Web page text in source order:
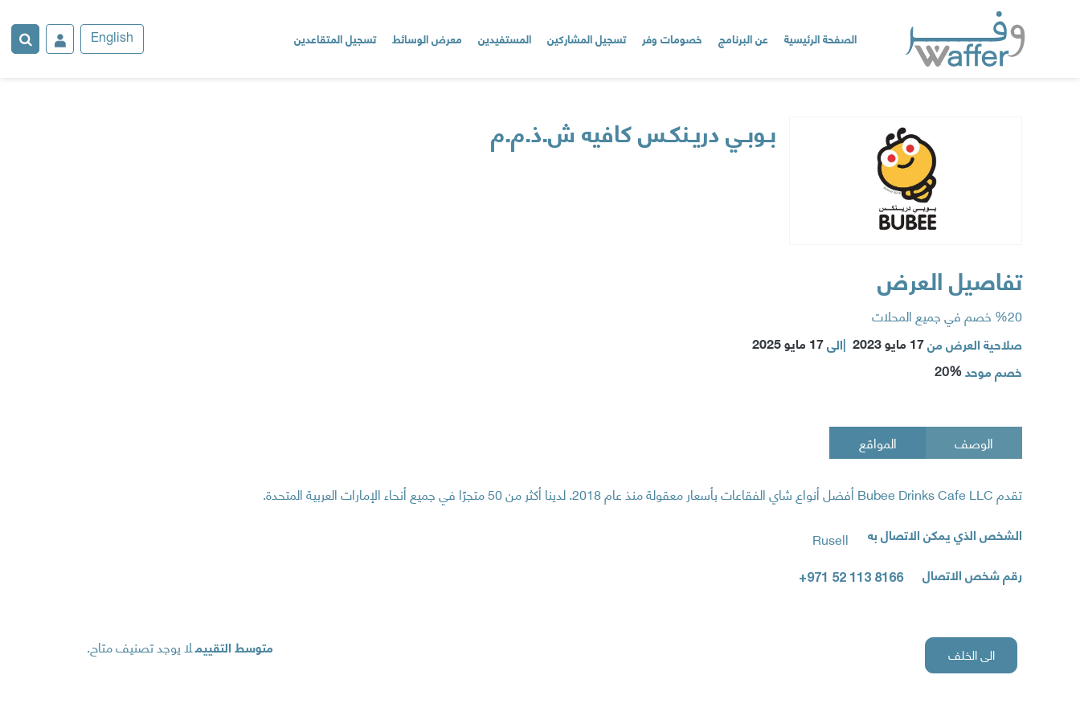
الصفحة الرئيسية عن البرنامج خصومات وفر تسجيل المشاركين المستفيدين معرض الوسائط تسجيل المتقاعدين English
بـوبـي دريـنكـس كافيه ش.ذ.م.م
تفاصيل العرض
%20 خصم في جميع المحلات
صلاحية العرض من17 مايو 2023 |الى17 مايو 2025
خصم موحد20%
الوصف المواقع
تقدم Bubee Drinks Cafe LLC أفضل أنواع شاي الفقاعات بأسعار معقولة منذ عام 2018. لدينا أكثر من 50 متجرًا في جميع أنحاء الإمارات العربية المتحدة.
الشخص الذي يمكن الاتصال به Rusell
رقم شخص الاتصال +971 52 113 8166
الى الخلف متوسط ​​التقييملا يوجد تصنيف متاح.